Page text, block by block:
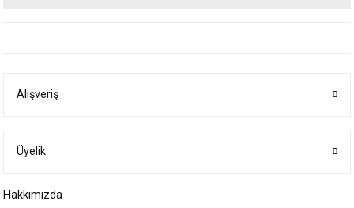
Ürün bilgilerinde hatalar bulunuyor.
Bu ürüne benzer farklı alternatifler olmalı.
Alışveriş
Üyelik
Hakkımızda